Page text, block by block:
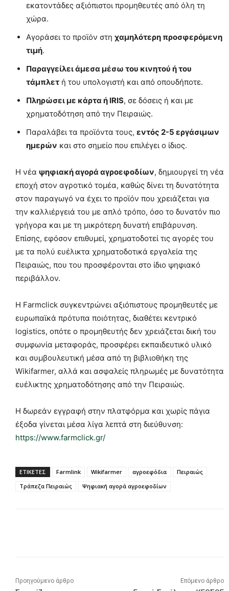
εκατοντάδες αξιόπιστοι προμηθευτές από όλη τη
χώρα.
Αγοράσει το προϊόν στη χαμηλότερη προσφερόμενη
τιμή.
Παραγγείλει άμεσα μέσω του κινητού ή του
τάμπλετ ή του υπολογιστή και από οπουδήποτε.
Πληρώσει με κάρτα ή IRIS, σε δόσεις ή και με
χρηματοδότηση από την Πειραιώς.
Παραλάβει τα προϊόντα τους, εντός 2-5 εργάσιμων
ημερών και στο σημείο που επιλέγει ο ίδιος.
Η νέα ψηφιακή αγορά αγροεφοδίων, δημιουργεί τη νέα
εποχή στον αγροτικό τομέα, καθώς δίνει τη δυνατότητα
στον παραγωγό να έχει το προϊόν που χρειάζεται για
την καλλιέργειά του με απλό τρόπο, όσο το δυνατόν πιο
γρήγορα και με τη μικρότερη δυνατή επιβάρυνση.
Επίσης, εφόσον επιθυμεί, χρηματοδοτεί τις αγορές του
με τα πολύ ευέλικτα χρηματοδοτικά εργαλεία της
Πειραιώς, που του προσφέρονται στο ίδιο ψηφιακό
περιβάλλον.
Η Farmclick συγκεντρώνει αξιόπιστους προμηθευτές με
ευρωπαϊκά πρότυπα ποιότητας, διαθέτει κεντρικό
logistics, οπότε ο προμηθευτής δεν χρειάζεται δική του
συμφωνία μεταφοράς, προσφέρει εκπαιδευτικό υλικό
και συμβουλευτική μέσα από τη βιβλιοθήκη της
Wikifarmer, αλλά και ασφαλείς πληρωμές με δυνατότητα
ευέλικτης χρηματοδότησης από την Πειραιώς.
Η δωρεάν εγγραφή στην πλατφόρμα και χωρίς πάγια
έξοδα γίνεται μέσα λίγα λεπτά στη διεύθυνση:
https://www.farmclick.gr/
ΕΤΙΚΕΤΕΣ Farmlink Wikifarmer αγροεφόδια
Πειραιώς
Τράπεζα Πειραιώς
Ψηφιακή αγορά αγροεφοδίων
Προηγούμενο άρθρο Επόμενο άρθρο